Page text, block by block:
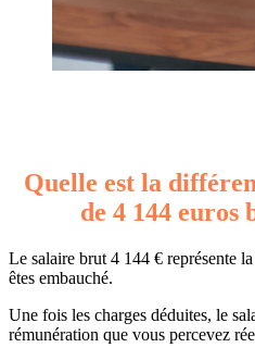
Quelle est la
de 4 144 euros
Le salaire brut 4 144 € représente
êtes embauché.
Une fois les charges déduites, le
rémunération que vous percevez